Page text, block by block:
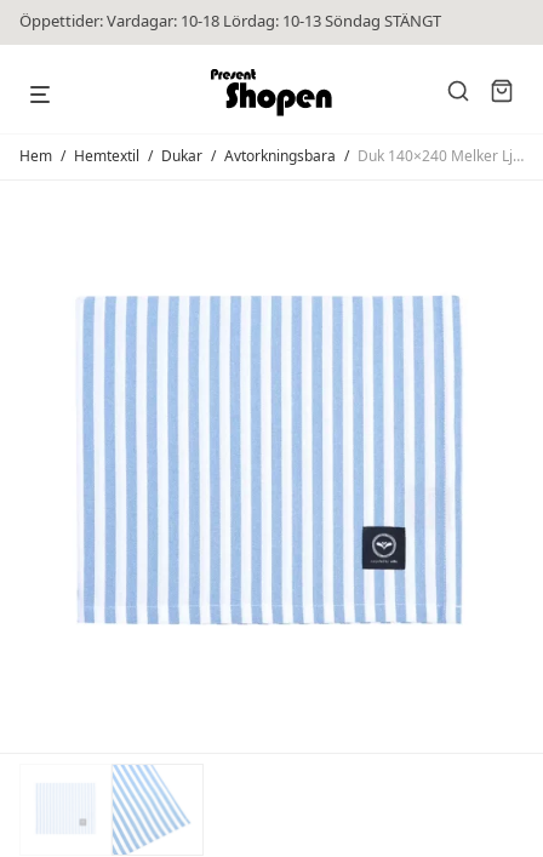
Öppettider: Vardagar: 10-18 Lördag: 10-13 Söndag STÄNGT
Hem / Hemtextil / Dukar / Avtorkningsbara / Duk 140×240 Melker Ljusblå